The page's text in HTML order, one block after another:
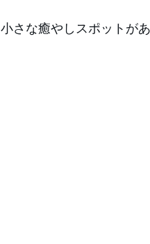
小さな癒やしスポットが